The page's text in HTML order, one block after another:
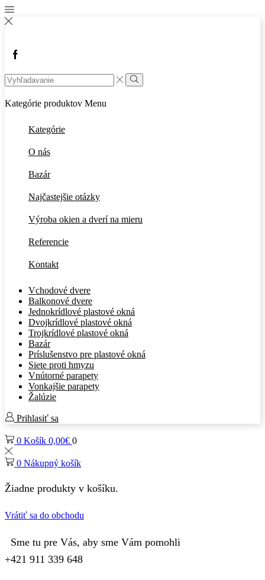
Facebook
Search
input
Vyhľadávanie
Kategórie produktov Menu
Kategórie
O nás
Bazár
Najčastejšie otázky
Výroba okien a dverí na mieru
Referencie
Kontakt
Vchodové dvere
Balkonové dvere
Jednokrídlové plastové okná
Dvojkrídlové plastové okná
Trojkrídlové plastové okná
Bazár
Príslušenstvo pre plastové okná
Siete proti hmyzu
Vnútorné parapety
Vonkajšie parapety
Žalúzie
Prihlasiť sa
0 Košík 0,00€ 0
0 Nákupný košík
Žiadne produkty v košíku.
Vrátiť sa do obchodu
Sme tu pre Vás, aby sme Vám pomohli
+421 911 339 648